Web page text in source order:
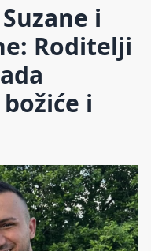
i
Roditelji
i